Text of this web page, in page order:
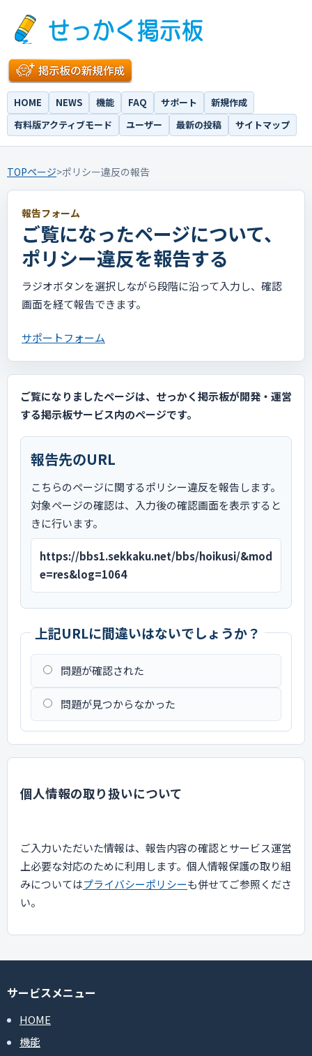
HOME NEWS 機能 FAQ サポート
新規作成
有料版アクティブモード
ユーザー 最新の投稿 サイトマップ
TOPページ>ポリシー違反の報告
報告フォーム
ご覧になったページについて、
ポリシー違反を報告する
ラジオボタンを選択しながら段階に沿って入力し、確認
画面を経て報告できます。
サポートフォーム
ご覧になりましたページは、せっかく掲示板が開発・運営
する掲示板サービス内のページです。
報告先のURL
こちらのページに関するポリシー違反を報告します。
対象ページの確認は、入力後の確認画面を表示すると
きに行います。
https://bbs1.sekkaku.net/bbs/hoikusi/&mod
e=res&log=1064
上記URLに間違いはないでしょうか？
問題が確認された
問題が見つからなかった
個人情報の取り扱いについて
ご入力いただいた情報は、報告内容の確認とサービス運営
上必要な対応のために利用します。個人情報保護の取り組
みについてはプライバシーポリシーも併せてご参照くださ
い。
サービスメニュー
HOME
機能